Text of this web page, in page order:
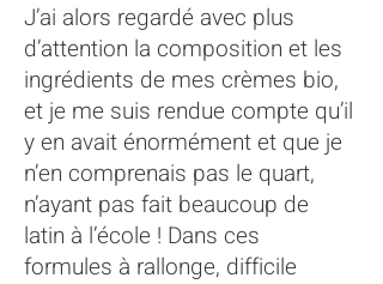
J’ai alors regardé avec plus
d’attention la composition et les
ingrédients de mes crèmes bio,
et je me suis rendue compte qu’il
y en avait énormément et que je
n’en comprenais pas le quart,
n’ayant pas fait beaucoup de
latin à l’école ! Dans ces
formules à rallonge, difficile